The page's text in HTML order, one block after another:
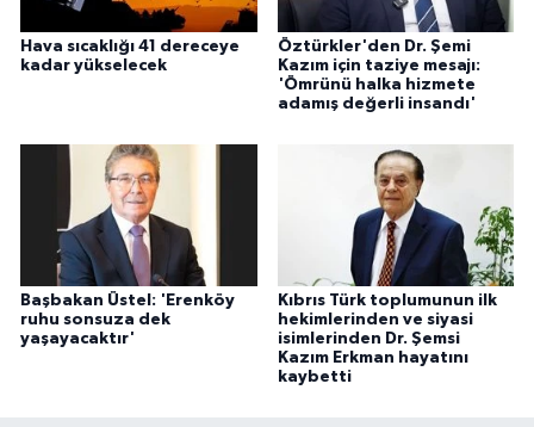
Hava sıcaklığı 41 dereceye
kadar yükselecek
Öztürkler'den Dr. Şemi
Kazım için taziye mesajı:
'Ömrünü halka hizmete
adamış değerli insandı'
Başbakan Üstel: 'Erenköy
ruhu sonsuza dek
yaşayacaktır'
Kıbrıs Türk toplumunun ilk
hekimlerinden ve siyasi
isimlerinden Dr. Şemsi
Kazım Erkman hayatını
kaybetti